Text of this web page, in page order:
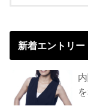
新着エントリー